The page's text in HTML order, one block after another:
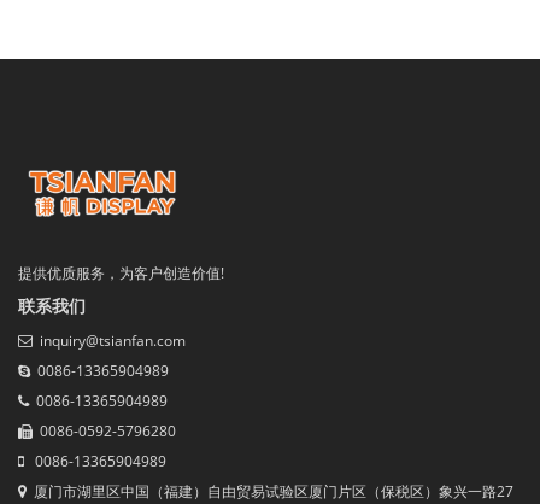
提供优质服务，为客户创造价值!
联系我们
inquiry@tsianfan.com
0086-13365904989
0086-13365904989
0086-0592-5796280
0086-13365904989
厦门市湖里区中国（福建）自由贸易试验区厦门片区（保税区）象兴一路27